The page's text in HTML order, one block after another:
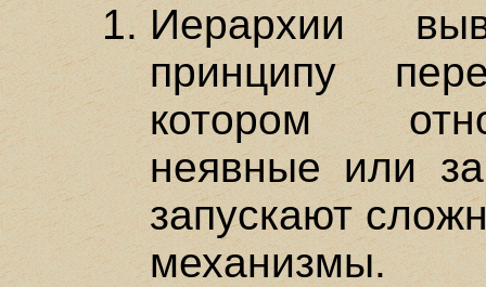
Иерархии
принципу
котором
неявные или
запускают
механизмы.